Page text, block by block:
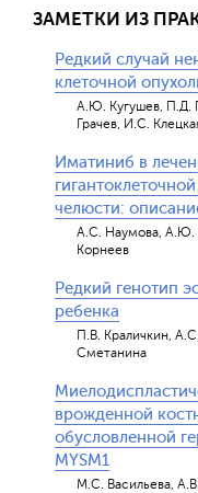
ЗАМЕТКИ ИЗ
Редкий случай
клеточной
А.Ю. Кугушев, П.Д.
Грачев, И.С.
Иматиниб в
челюсти:
А.С. Наумова, А.Ю.
Корнеев
Редкий генотип
ребенка
П.В. Краличкин,
Сметанина
врожденной
обусловленной
MYSM1
М.С. Васильева,